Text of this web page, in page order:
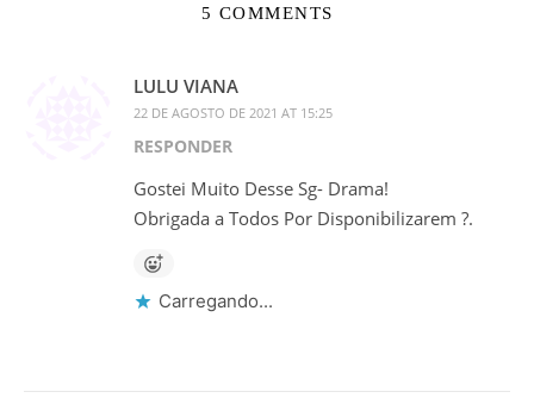
5 COMMENTS
LULU VIANA
22 DE AGOSTO DE 2021 AT 15:25
RESPONDER
Gostei Muito Desse Sg- Drama!
Obrigada a Todos Por Disponibilizarem ?.
Carregando...